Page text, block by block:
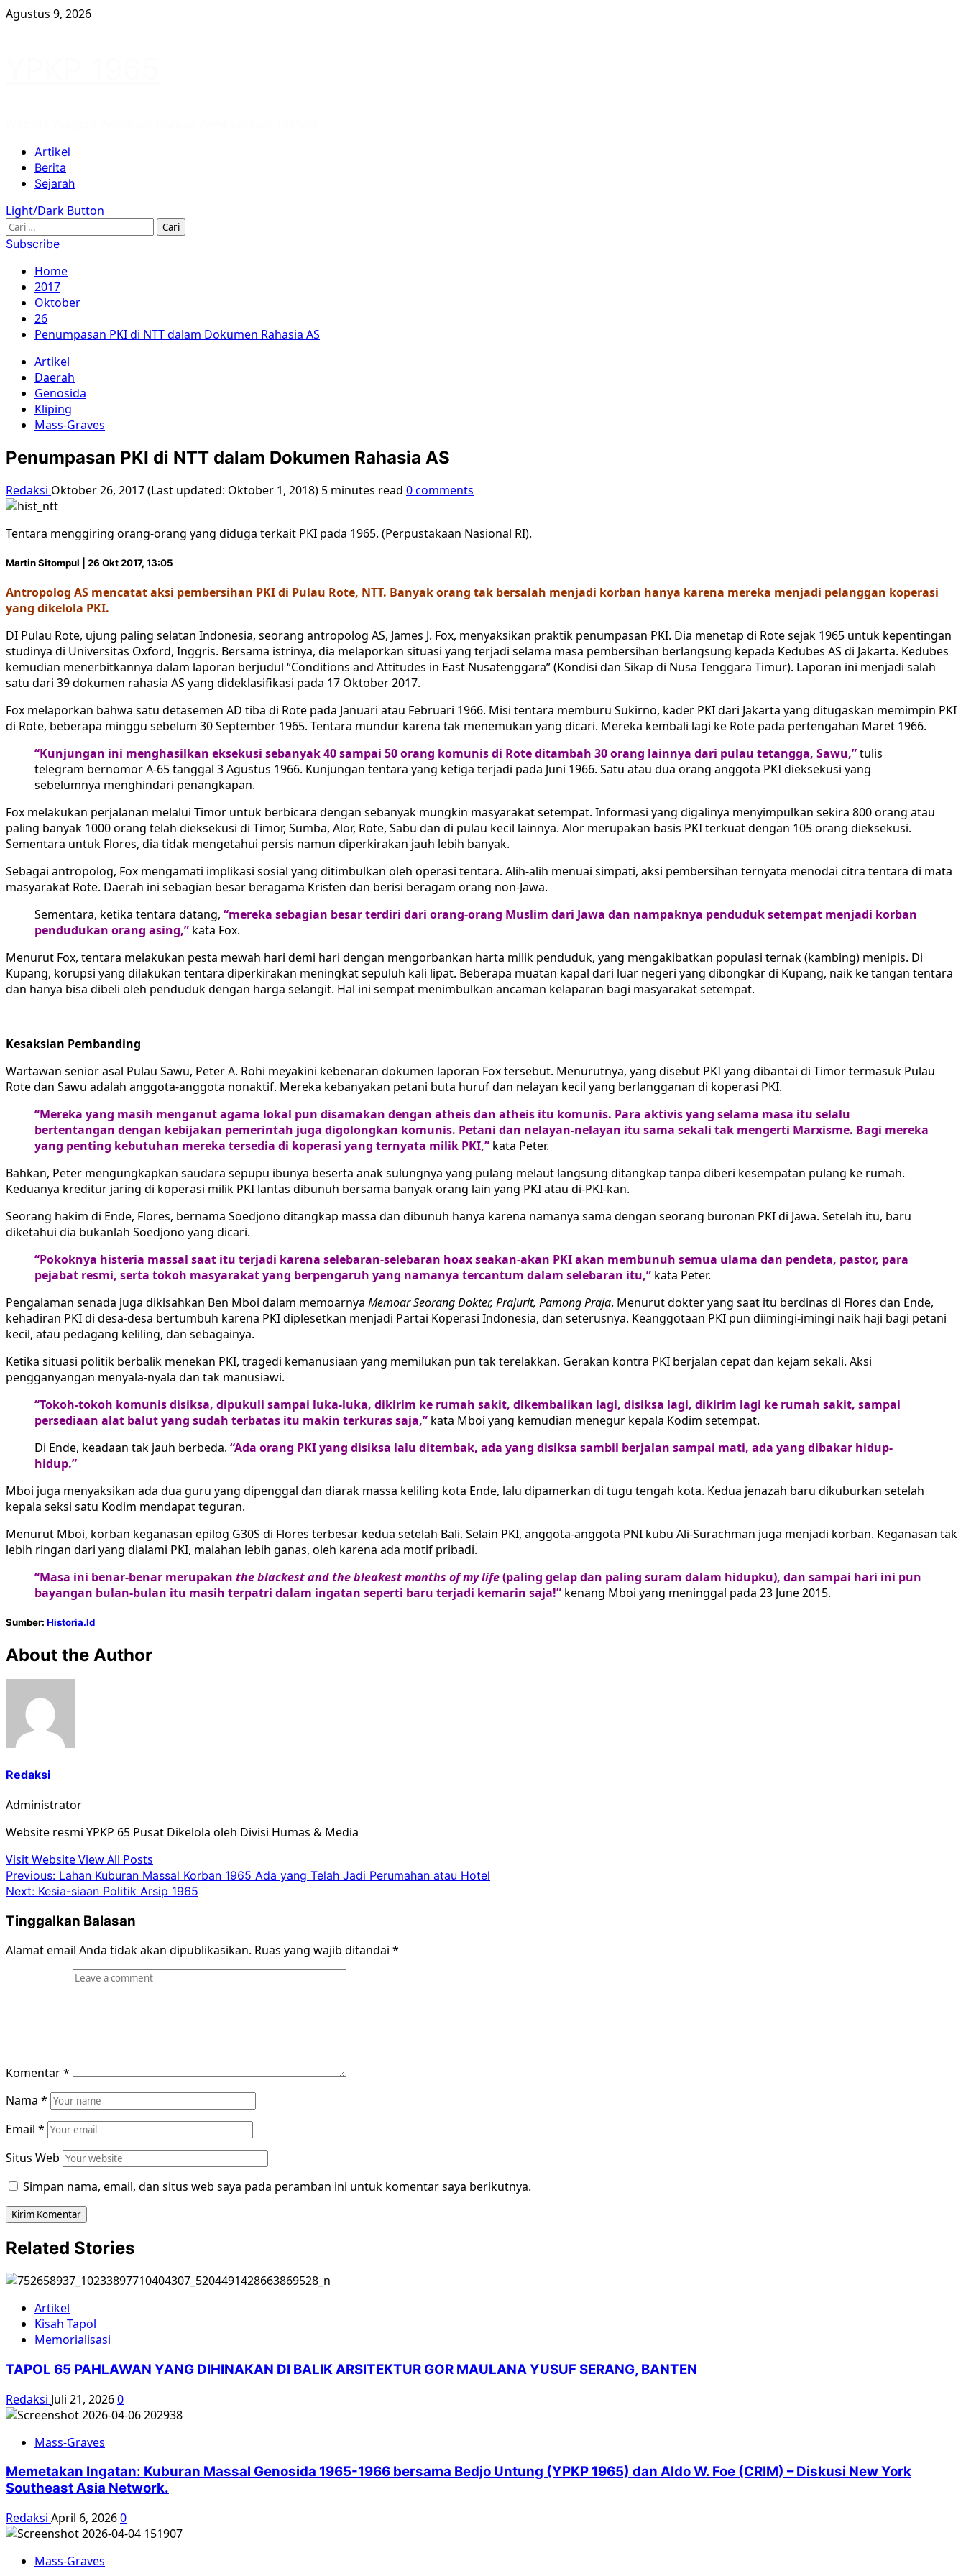
Skip
Agustus 9, 2026
Primary
Menu
Artikel
Berita
Sejarah
Light/Dark Button
Cari
untuk:
Subscribe
Home
2017
Oktober
26
Penumpasan PKI di NTT dalam Dokumen Rahasia AS
Artikel
Daerah
Genosida
Kliping
Mass-Graves
Penumpasan PKI di NTT dalam Dokumen Rahasia AS
Redaksi Oktober 26, 2017 (Last updated: Oktober 1, 2018) 5 minutes read 0 comments
Tentara menggiring orang-orang yang diduga terkait PKI pada 1965. (Perpustakaan Nasional RI).
Martin Sitompul | 26 Okt 2017, 13:05
Antropolog AS mencatat aksi pembersihan PKI di Pulau Rote, NTT. Banyak orang tak bersalah menjadi korban hanya karena mereka menjadi pelanggan koperasi
yang dikelola PKI.
DI Pulau Rote, ujung paling selatan Indonesia, seorang antropolog AS, James J. Fox, menyaksikan praktik penumpasan PKI. Dia menetap di Rote sejak 1965 untuk kepentingan
studinya di Universitas Oxford, Inggris. Bersama istrinya, dia melaporkan situasi yang terjadi selama masa pembersihan berlangsung kepada Kedubes AS di Jakarta. Kedubes
kemudian menerbitkannya dalam laporan berjudul “Conditions and Attitudes in East Nusatenggara” (Kondisi dan Sikap di Nusa Tenggara Timur). Laporan ini menjadi salah
satu dari 39 dokumen rahasia AS yang dideklasifikasi pada 17 Oktober 2017.
Fox melaporkan bahwa satu detasemen AD tiba di Rote pada Januari atau Februari 1966. Misi tentara memburu Sukirno, kader PKI dari Jakarta yang ditugaskan memimpin PKI
di Rote, beberapa minggu sebelum 30 September 1965. Tentara mundur karena tak menemukan yang dicari. Mereka kembali lagi ke Rote pada pertengahan Maret 1966.
“Kunjungan ini menghasilkan eksekusi sebanyak 40 sampai 50 orang komunis di Rote ditambah 30 orang lainnya dari pulau tetangga, Sawu,”tulis
telegram bernomor A-65 tanggal 3 Agustus 1966. Kunjungan tentara yang ketiga terjadi pada Juni 1966. Satu atau dua orang anggota PKI dieksekusi yang
sebelumnya menghindari penangkapan.
Fox melakukan perjalanan melalui Timor untuk berbicara dengan sebanyak mungkin masyarakat setempat. Informasi yang digalinya menyimpulkan sekira 800 orang atau
paling banyak 1000 orang telah dieksekusi di Timor, Sumba, Alor, Rote, Sabu dan di pulau kecil lainnya. Alor merupakan basis PKI terkuat dengan 105 orang dieksekusi.
Sementara untuk Flores, dia tidak mengetahui persis namun diperkirakan jauh lebih banyak.
Sebagai antropolog, Fox mengamati implikasi sosial yang ditimbulkan oleh operasi tentara. Alih-alih menuai simpati, aksi pembersihan ternyata menodai citra tentara di mata
masyarakat Rote. Daerah ini sebagian besar beragama Kristen dan berisi beragam orang non-Jawa.
Sementara, ketika tentara datang, “mereka sebagian besar terdiri dari orang-orang Muslim dari Jawa dan nampaknya penduduk setempat menjadi korban
pendudukan orang asing,” kata Fox.
Menurut Fox, tentara melakukan pesta mewah hari demi hari dengan mengorbankan harta milik penduduk, yang mengakibatkan populasi ternak (kambing) menipis. Di
Kupang, korupsi yang dilakukan tentara diperkirakan meningkat sepuluh kali lipat. Beberapa muatan kapal dari luar negeri yang dibongkar di Kupang, naik ke tangan tentara
dan hanya bisa dibeli oleh penduduk dengan harga selangit. Hal ini sempat menimbulkan ancaman kelaparan bagi masyarakat setempat.
Kesaksian Pembanding
Wartawan senior asal Pulau Sawu, Peter A. Rohi meyakini kebenaran dokumen laporan Fox tersebut. Menurutnya, yang disebut PKI yang dibantai di Timor termasuk Pulau
Rote dan Sawu adalah anggota-anggota nonaktif. Mereka kebanyakan petani buta huruf dan nelayan kecil yang berlangganan di koperasi PKI.
“Mereka yang masih menganut agama lokal pun disamakan dengan atheis dan atheis itu komunis. Para aktivis yang selama masa itu selalu
bertentangan dengan kebijakan pemerintah juga digolongkan komunis. Petani dan nelayan-nelayan itu sama sekali tak mengerti Marxisme. Bagi mereka
yang penting kebutuhan mereka tersedia di koperasi yang ternyata milik PKI,” kata Peter.
Bahkan, Peter mengungkapkan saudara sepupu ibunya beserta anak sulungnya yang pulang melaut langsung ditangkap tanpa diberi kesempatan pulang ke rumah.
Keduanya kreditur jaring di koperasi milik PKI lantas dibunuh bersama banyak orang lain yang PKI atau di-PKI-kan.
Seorang hakim di Ende, Flores, bernama Soedjono ditangkap massa dan dibunuh hanya karena namanya sama dengan seorang buronan PKI di Jawa. Setelah itu, baru
diketahui dia bukanlah Soedjono yang dicari.
“Pokoknya histeria massal saat itu terjadi karena selebaran-selebaran hoax seakan-akan PKI akan membunuh semua ulama dan pendeta, pastor, para
pejabat resmi, serta tokoh masyarakat yang berpengaruh yang namanya tercantum dalam selebaran itu,” kata Peter.
Pengalaman senada juga dikisahkan Ben Mboi dalam memoarnya Memoar Seorang Dokter, Prajurit, Pamong Praja. Menurut dokter yang saat itu berdinas di Flores dan Ende,
kehadiran PKI di desa-desa bertumbuh karena PKI diplesetkan menjadi Partai Koperasi Indonesia, dan seterusnya. Keanggotaan PKI pun diimingi-imingi naik haji bagi petani
kecil, atau pedagang keliling, dan sebagainya.
Ketika situasi politik berbalik menekan PKI, tragedi kemanusiaan yang memilukan pun tak terelakkan. Gerakan kontra PKI berjalan cepat dan kejam sekali. Aksi
pengganyangan menyala-nyala dan tak manusiawi.
“Tokoh-tokoh komunis disiksa, dipukuli sampai luka-luka, dikirim ke rumah sakit, dikembalikan lagi, disiksa lagi, dikirim lagi ke rumah sakit, sampai
persediaan alat balut yang sudah terbatas itu makin terkuras saja,” kata Mboi yang kemudian menegur kepala Kodim setempat.
Di Ende, keadaan tak jauh berbeda. “Ada orang PKI yang disiksa lalu ditembak, ada yang disiksa sambil berjalan sampai mati, ada yang dibakar hidup-
hidup.”
Mboi juga menyaksikan ada dua guru yang dipenggal dan diarak massa keliling kota Ende, lalu dipamerkan di tugu tengah kota. Kedua jenazah baru dikuburkan setelah
kepala seksi satu Kodim mendapat teguran.
Menurut Mboi, korban keganasan epilog G30S di Flores terbesar kedua setelah Bali. Selain PKI, anggota-anggota PNI kubu Ali-Surachman juga menjadi korban. Keganasan tak
lebih ringan dari yang dialami PKI, malahan lebih ganas, oleh karena ada motif pribadi.
“Masa ini benar-benar merupakan the blackest and the bleakest months of my life(paling gelap dan paling suram dalam hidupku), dan sampai hari ini pun
bayangan bulan-bulan itu masih terpatri dalam ingatan seperti baru terjadi kemarin saja!” kenang Mboi yang meninggal pada 23 June 2015.
Sumber: Historia.Id
About the Author
Redaksi
Administrator
Website resmi YPKP 65 Pusat Dikelola oleh Divisi Humas & Media
Visit WebsiteView All Posts
Post
navigation
Previous: Lahan Kuburan Massal Korban 1965 Ada yang Telah Jadi Perumahan atau Hotel
Next: Kesia-siaan Politik Arsip 1965
Tinggalkan Balasan
Alamat email Anda tidak akan dipublikasikan. Ruas yang wajib ditandai *
Komentar*
Nama *
Email *
Situs Web
Simpan nama, email, dan situs web saya pada peramban ini untuk komentar saya berikutnya.
Related Stories
Artikel
Kisah Tapol
Memorialisasi
TAPOL 65 PAHLAWAN YANG DIHINAKAN DI BALIK ARSITEKTUR GOR MAULANA YUSUF SERANG, BANTEN
Redaksi Juli 21, 20260
Mass-Graves
Memetakan Ingatan: Kuburan Massal Genosida 1965-1966 bersama Bedjo Untung (YPKP 1965) dan Aldo W. Foe (CRIM) – Diskusi New York
Southeast Asia Network.
Redaksi April 6, 20260
Mass-Graves